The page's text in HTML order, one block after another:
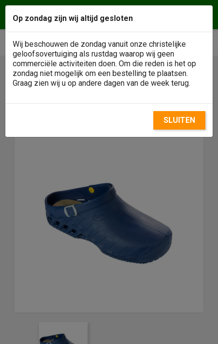
graag! Klantenservicephone0488 - 484146
 
Op zondag zijn wij altijd gesloten
Wij beschouwen de zondag vanuit onze christelijke
geloofsovertuiging als rustdag waarop wij geen
commerciële activiteiten doen. Om die reden is het op
zondag niet mogelijk om een bestelling te plaatsen.
Graag zien wij u op andere dagen van de week terug.
SLUITEN